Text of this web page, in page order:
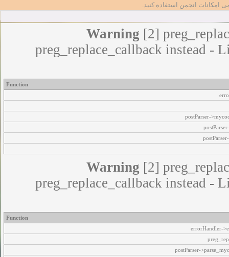
امکانات انجمن استفاده کنید.
Warning [2]
preg_replace_callback instead -
Function
postParser-
Warning [2]
preg_replace_callback instead -
Function
errorHandler-
postParser-